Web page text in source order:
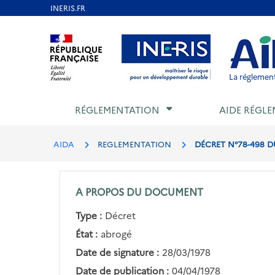
Aller au contenu Aller au menu Aller au
La
RÉGLEMENTATION AIDE
AIDA REGLEMENTATION DÉCRET N°78-498
A PROPOS DU DOCUMENT
Type : Décret
État : abrogé
Date de signature : 28/03/1978
Date de publication : 04/04/1978